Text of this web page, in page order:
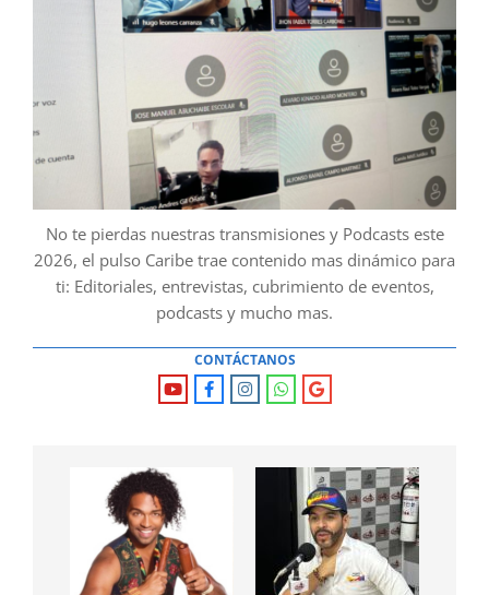
No te pierdas nuestras transmisiones y Podcasts este
2026, el pulso Caribe trae contenido mas dinámico para
ti: Editoriales, entrevistas, cubrimiento de eventos,
podcasts y mucho mas.
CONTÁCTANOS